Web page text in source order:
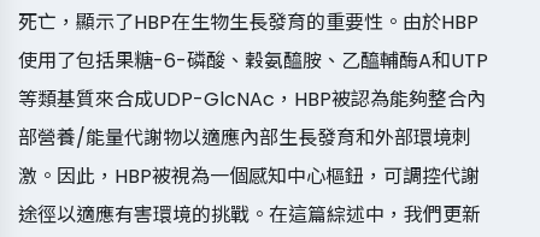
死亡，顯示了HBP在生物生長發育的重要性。由於HBP
使用了包括果糖-6-磷酸、穀氨醯胺、乙醯輔酶A和UTP
等類基質來合成UDP-GlcNAc，HBP被認為能夠整合內
部營養/能量代謝物以適應內部生長發育和外部環境刺
激。因此，HBP被視為一個感知中心樞鈕，可調控代謝
途徑以適應有害環境的挑戰。在這篇綜述中，我們更新